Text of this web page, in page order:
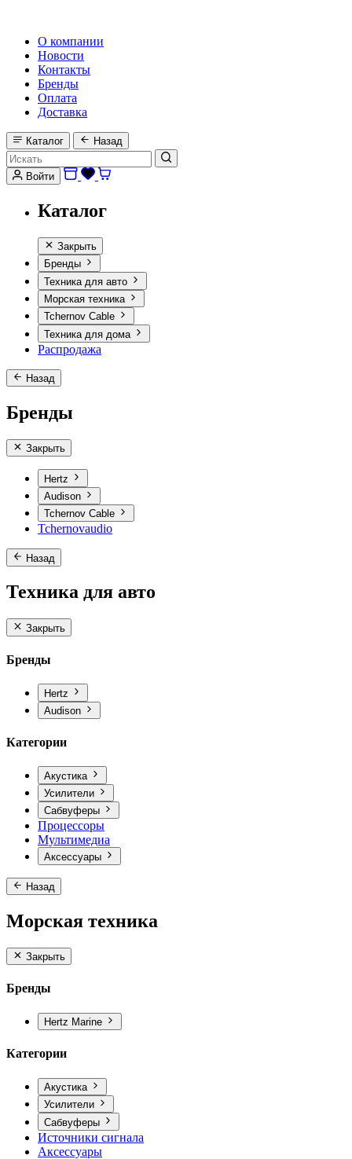
О компании
Новости
Контакты
Бренды
Оплата
Доставка
Каталог Назад
Войти
Каталог
Закрыть
Бренды
Техника для авто
Морская техника
Tchernov Cable
Техника для дома
Распродажа
Назад
Бренды
Закрыть
Hertz
Audison
Tchernov Cable
Tchernovaudio
Назад
Техника для авто
Закрыть
Бренды
Hertz
Audison
Категории
Акустика
Усилители
Сабвуферы
Процессоры
Мультимедиа
Аксессуары
Назад
Морская техника
Закрыть
Бренды
Hertz Marine
Категории
Акустика
Усилители
Сабвуферы
Источники сигнала
Аксессуары